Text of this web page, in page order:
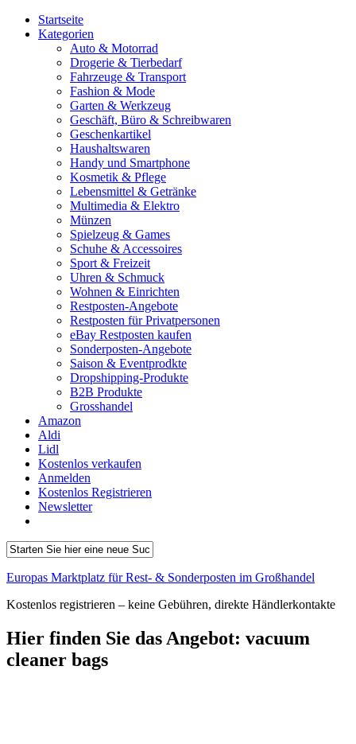
Startseite
Kategorien
Auto & Motorrad
Drogerie & Tierbedarf
Fahrzeuge & Transport
Fashion & Mode
Garten & Werkzeug
Geschäft, Büro & Schreibwaren
Geschenkartikel
Haushaltswaren
Handy und Smartphone
Kosmetik & Pflege
Lebensmittel & Getränke
Multimedia & Elektro
Münzen
Spielzeug & Games
Schuhe & Accessoires
Sport & Freizeit
Uhren & Schmuck
Wohnen & Einrichten
Restposten-Angebote
Restposten für Privatpersonen
eBay Restposten kaufen
Sonderposten-Angebote
Saison & Eventprodkte
Dropshipping-Produkte
B2B Produkte
Grosshandel
Amazon
Aldi
Lidl
Kostenlos verkaufen
Anmelden
Kostenlos Registrieren
Newsletter
Europas Marktplatz für Rest- & Sonderposten im Großhandel
Kostenlos registrieren – keine Gebühren, direkte Händlerkontakte
Hier finden Sie das Angebot: vacuum
cleaner bags